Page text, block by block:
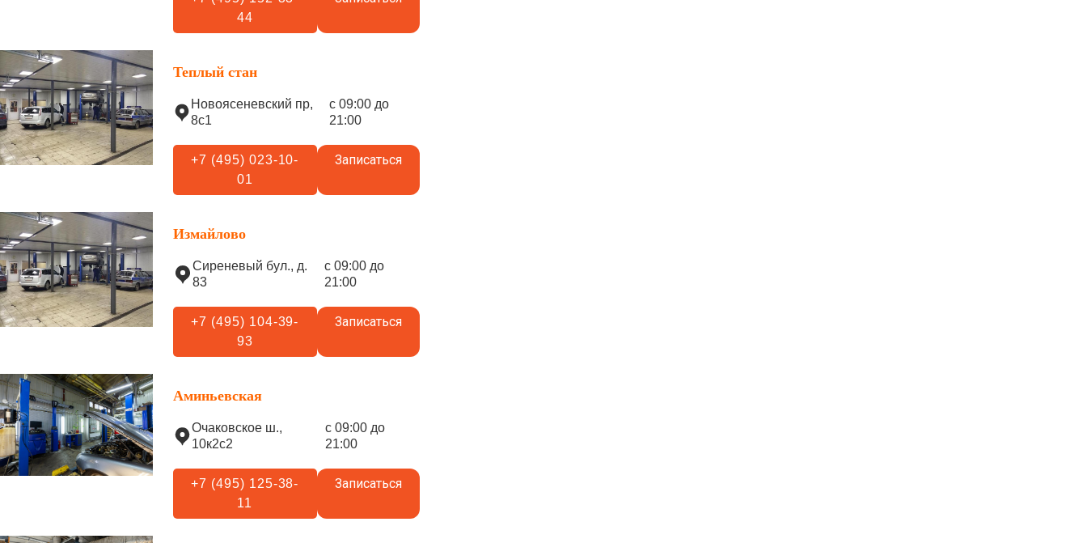
44
Теплый стан
Новоясеневский пр,
8с1
с 09:00 до
21:00
+7 (495) 023-10-
01
Записаться
Измайлово
Сиреневый бул., д.
83
с 09:00 до
21:00
+7 (495) 104-39-
93
Записаться
Аминьевская
Очаковское ш.,
10к2с2
с 09:00 до
21:00
+7 (495) 125-38-
11
Записаться